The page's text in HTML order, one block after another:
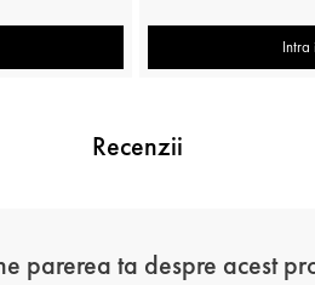
Intra
Recenzii
parerea ta despre acest